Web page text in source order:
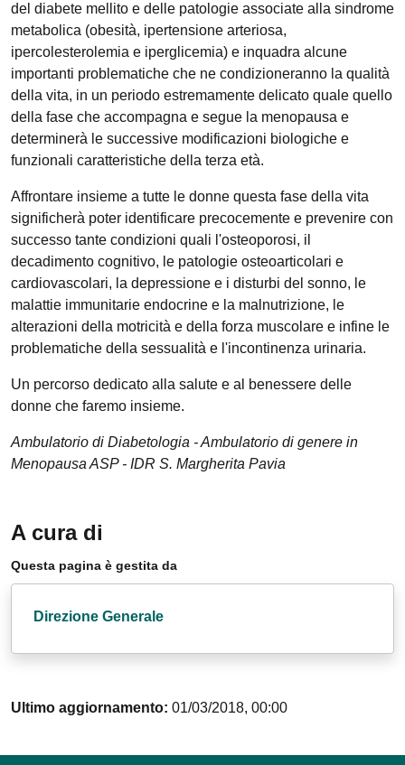
del diabete mellito e delle patologie associate alla sindrome
metabolica (obesità, ipertensione arteriosa,
ipercolesterolemia e iperglicemia) e inquadra alcune
importanti problematiche che ne condizioneranno la qualità
della vita, in un periodo estremamente delicato quale quello
della fase che accompagna e segue la menopausa e
determinerà le successive modificazioni biologiche e
funzionali caratteristiche della terza età.
Affrontare insieme a tutte le donne questa fase della vita
significherà poter identificare precocemente e prevenire con
successo tante condizioni quali l'osteoporosi, il
decadimento cognitivo, le patologie osteoarticolari e
cardiovascolari, la depressione e i disturbi del sonno, le
malattie immunitarie endocrine e la malnutrizione, le
alterazioni della motricità e della forza muscolare e infine le
problematiche della sessualità e l'incontinenza urinaria.
Un percorso dedicato alla salute e al benessere delle
donne che faremo insieme.
Ambulatorio di Diabetologia - Ambulatorio di genere in
Menopausa ASP - IDR S. Margherita Pavia
A cura di
Questa pagina è gestita da
Direzione Generale
Ultimo aggiornamento: 01/03/2018, 00:00